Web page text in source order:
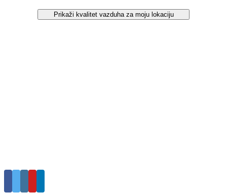
Prikaži kvalitet vazduha za moju lokaciju